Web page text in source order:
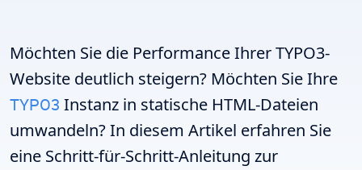
Möchten Sie die Performance Ihrer TYPO3-
Website deutlich steigern? Möchten Sie Ihre
TYPO3 Instanz in statische HTML-Dateien
umwandeln? In diesem Artikel erfahren Sie
eine Schritt-für-Schritt-Anleitung zur